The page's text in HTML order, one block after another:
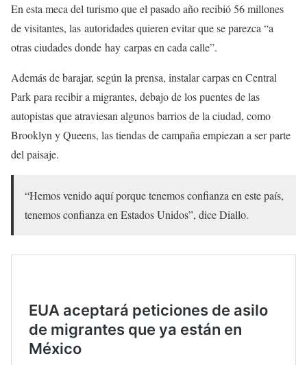
En esta meca del turismo que el pasado año recibió 56 millones
de visitantes, las autoridades quieren evitar que se parezca “a
otras ciudades donde hay carpas en cada calle”.
Además de barajar, según la prensa, instalar carpas en Central
Park para recibir a migrantes, debajo de los puentes de las
autopistas que atraviesan algunos barrios de la ciudad, como
Brooklyn y Queens, las tiendas de campaña empiezan a ser parte
del paisaje.
“Hemos venido aquí porque tenemos confianza en este país,
tenemos confianza en Estados Unidos”, dice Diallo.